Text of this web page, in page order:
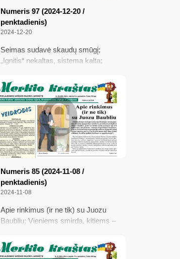
Numeris 97 (2024-12-20 /
penktadienis)
2024-12-20
Seimas sudavė skaudų smūgį;
„Ignitis“ nekaltas, sistema kalta;
Numeris 85 (2024-11-08 /
penktadienis)
2024-11-08
Apie rinkimus (ir ne tik) su Juozu
Baubliu; Vieniems smirda, kitiems –
aptalžė keptuve, kliuvo ir policijos
pareigūnui; Žemės mokestį reikia